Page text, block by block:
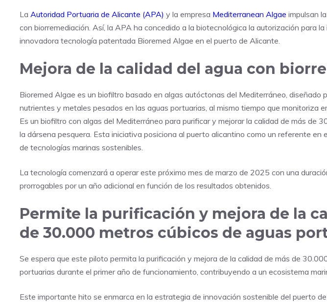
La Autoridad Portuaria de Alicante (APA) y la empresa Mediterranean Algae impulsan
con biorremediación. Así, la APA ha concedido a la biotecnológica la autorización para
innovadora tecnología patentada Bioremed Algae en el puerto de Alicante.
Mejora de la calidad del agua con
Bioremed Algae es un biofiltro basado en algas autóctonas del Mediterráneo, diseñado
nutrientes y metales pesados en las aguas portuarias, al mismo tiempo que monitoriza
Es un biofiltro con algas del Mediterráneo para purificar y mejorar la calidad de más de
la dársena pesquera. Esta iniciativa posiciona al puerto alicantino como un referente en
de tecnologías marinas sostenibles.
La tecnología comenzará a operar este próximo mes de marzo de 2025 con una
prorrogables por un año adicional en función de los resultados obtenidos.
Permite la purificación y mejora de la
de 30.000 metros cúbicos de aguas
Se espera que este piloto permita la purificación y mejora de la calidad de más de
portuarias durante el primer año de funcionamiento, contribuyendo a un ecosistema
Este importante hito se enmarca en la estrategia de innovación sostenible del puerto